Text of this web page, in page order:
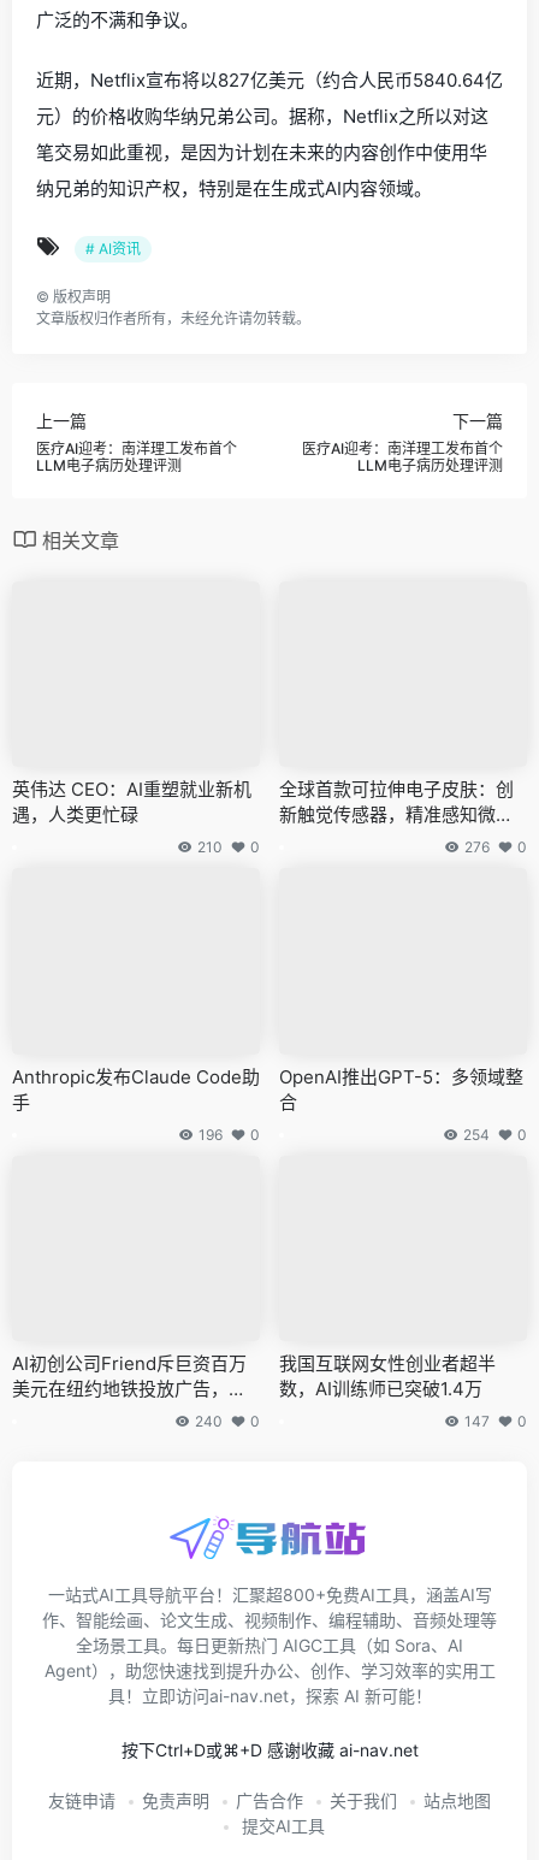
广泛的不满和争议。
近期，Netflix宣布将以827亿美元（约合人民币5840.64亿
元）的价格收购华纳兄弟公司。据称，Netflix之所以对这
笔交易如此重视，是因为计划在未来的内容创作中使用华
纳兄弟的知识产权，特别是在生成式AI内容领域。
# AI资讯
© 版权声明
文章版权归作者所有，未经允许请勿转载。
上一篇
医疗AI迎考：南洋理工发布首个
LLM电子病历处理评测
下一篇
医疗AI迎考：南洋理工发布首个
LLM电子病历处理评测
相关文章
英伟达 CEO：AI重塑就业新机
遇，人类更忙碌
210 0
全球首款可拉伸电子皮肤：创
新触觉传感器，精准感知微弱
276 0
Anthropic发布Claude Code助
手
196 0
OpenAI推出GPT-5：多领域整
合
254 0
AI初创公司Friend斥巨资百万
美元在纽约地铁投放广告，部
240 0
我国互联网女性创业者超半
数，AI训练师已突破1.4万
147 0
一站式AI工具导航平台！汇聚超800+免费AI工具，涵盖AI写
作、智能绘画、论文生成、视频制作、编程辅助、音频处理等
全场景工具。每日更新热门 AIGC工具（如 Sora、AI
Agent），助您快速找到提升办公、创作、学习效率的实用工
具！立即访问ai-nav.net，探索 AI 新可能！
按下Ctrl+D或⌘+D 感谢收藏 ai-nav.net
友链申请 免责声明 广告合作 关于我们
站点地图
提交AI工具